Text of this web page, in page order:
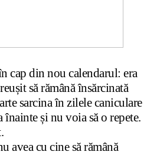
cap din nou calendarul: era
să rămână însărcinată
sarcina în zilele caniculare
înainte și nu voia să o repete.
avea cu cine să rămână